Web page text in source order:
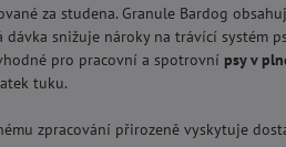
za studena. Granule Bardog
dávka snižuje nároky na trávící systém
pro pracovní a spotrovní psy v
tuku.
zpracování přirozeně vyskytuje